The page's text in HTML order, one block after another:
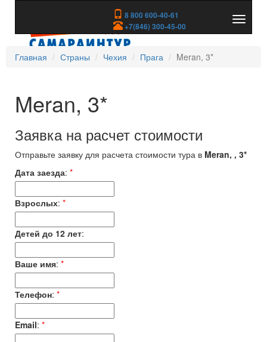
8 800 600-40-61
+7(846) 300-45-00
скрыть
Главная
Страны Чехия Прага Meran, 3*
Meran, 3*
Заявка на расчет стоимости
Отправьте заявку для расчета стоимости тура в Meran, , 3*
Дата заезда: *
Взрослых: *
Детей до 12 лет:
Ваше имя: *
Телефон: *
Email: *